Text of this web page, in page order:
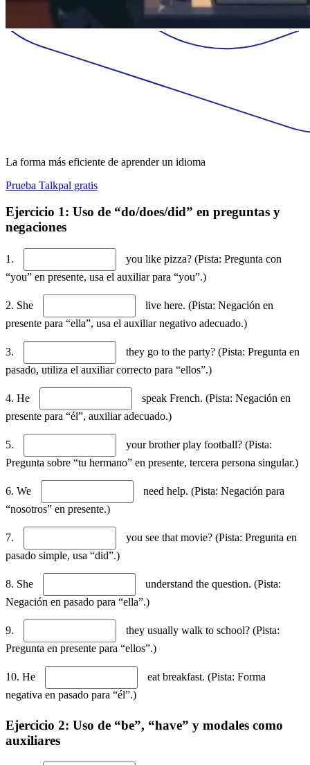
La forma más eficiente de aprender un idioma
Prueba Talkpal gratis
Ejercicio 1: Uso de “do/does/did” en preguntas y
negaciones
1.
you like pizza? (Pista: Pregunta con
“you” en presente, usa el auxiliar para “you”.)
2. She
live here. (Pista: Negación en
presente para “ella”, usa el auxiliar negativo adecuado.)
3.
they go to the party? (Pista: Pregunta en
pasado, utiliza el auxiliar correcto para “ellos”.)
4. He
speak French. (Pista: Negación en
presente para “él”, auxiliar adecuado.)
5.
your brother play football? (Pista:
Pregunta sobre “tu hermano” en presente, tercera persona singular.)
6. We
need help. (Pista: Negación para
“nosotros” en presente.)
7.
you see that movie? (Pista: Pregunta en
pasado simple, usa “did”.)
8. She
understand the question. (Pista:
Negación en pasado para “ella”.)
9.
they usually walk to school? (Pista:
Pregunta en presente para “ellos”.)
10. He
eat breakfast. (Pista: Forma
negativa en pasado para “él”.)
Ejercicio 2: Uso de “be”, “have” y modales como
auxiliares